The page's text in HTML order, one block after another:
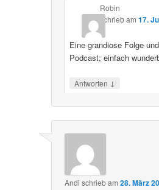
Robin
schriebam 17.
Eine grandiose Folge
Podcast; einfach
Antworten ↓
Andi schriebam28. März